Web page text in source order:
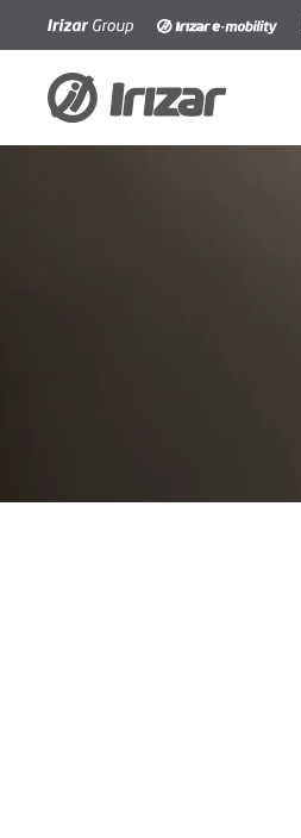
Accéder au contenu principal